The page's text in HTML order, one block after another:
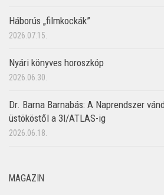
Háborús „filmkockák”
2026.07.15.
Nyári könyves horoszkóp
2026.06.30.
Dr. Barna Barnabás: A Naprendszer
üstököstől a 3I/ATLAS-ig
2026.06.18.
MAGAZIN